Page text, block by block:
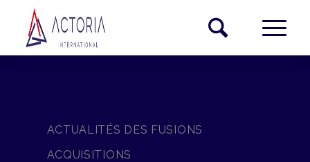
ACTUALITÉS DES FUSIONS
ACQUISITIONS